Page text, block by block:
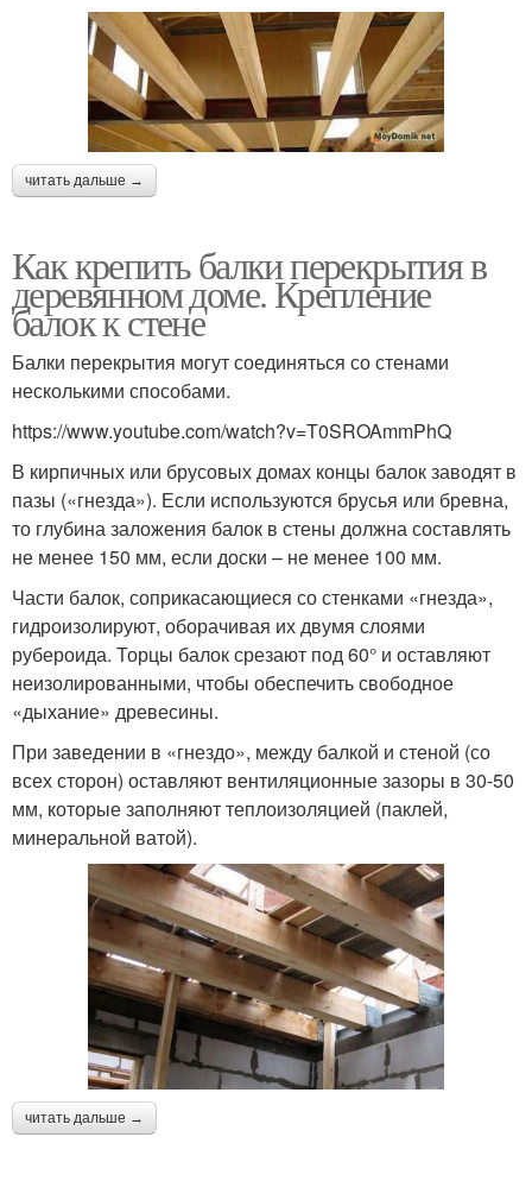
читать дальше →
Как крепить балки перекрытия в
деревянном доме. Крепление
балок к стене
Балки перекрытия могут соединяться со стенами
несколькими способами.
https://www.youtube.com/watch?v=T0SROAmmPhQ
В кирпичных или брусовых домах концы балок заводят в
пазы («гнезда»). Если используются брусья или бревна,
то глубина заложения балок в стены должна составлять
не менее 150 мм, если доски – не менее 100 мм.
Части балок, соприкасающиеся со стенками «гнезда»,
гидроизолируют, оборачивая их двумя слоями
рубероида. Торцы балок срезают под 60° и оставляют
неизолированными, чтобы обеспечить свободное
«дыхание» древесины.
При заведении в «гнездо», между балкой и стеной (со
всех сторон) оставляют вентиляционные зазоры в 30-50
мм, которые заполняют теплоизоляцией (паклей,
минеральной ватой).
читать дальше →